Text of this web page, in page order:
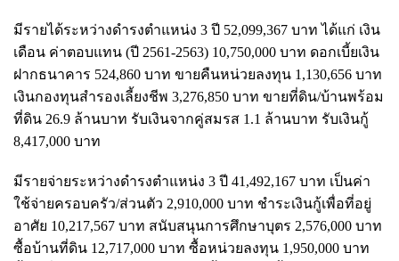
มีรายได้ระหว่างดำรงตำแหน่ง 3 ปี 52,099,367 บาท ได้แก่ เงิน
เดือน ค่าตอบแทน (ปี 2561-2563) 10,750,000 บาท ดอกเบี้ยเงิน
ฝากธนาคาร 524,860 บาท ขายคืนหน่วยลงทุน 1,130,656 บาท
เงินกองทุนสำรองเลี้ยงชีพ 3,276,850 บาท ขายที่ดิน/บ้านพร้อม
ที่ดิน 26.9 ล้านบาท รับเงินจากคู่สมรส 1.1 ล้านบาท รับเงินกู้
8,417,000 บาท
มีรายจ่ายระหว่างดำรงตำแหน่ง 3 ปี 41,492,167 บาท เป็นค่า
ใช้จ่ายครอบครัว/ส่วนตัว 2,910,000 บาท ชำระเงินกู้เพื่อที่อยู่
อาศัย 10,217,567 บาท สนับสนุนการศึกษาบุตร 2,576,000 บาท
ซื้อบ้านที่ดิน 12,717,000 บาท ซื้อหน่วยลงทุน 1,950,000 บาท